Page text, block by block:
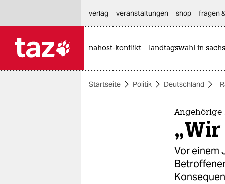
themen
verlag
veranstaltungen shop fragen
nahost-konflikt landtagswahl in
Startseite Politik Deutschland
Angehörige
„Wir
Vor einem